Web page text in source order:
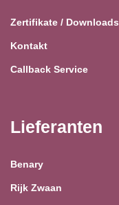
Zertifikate / Downloads
Kontakt
Callback Service
Lieferanten
Benary
Rijk Zwaan